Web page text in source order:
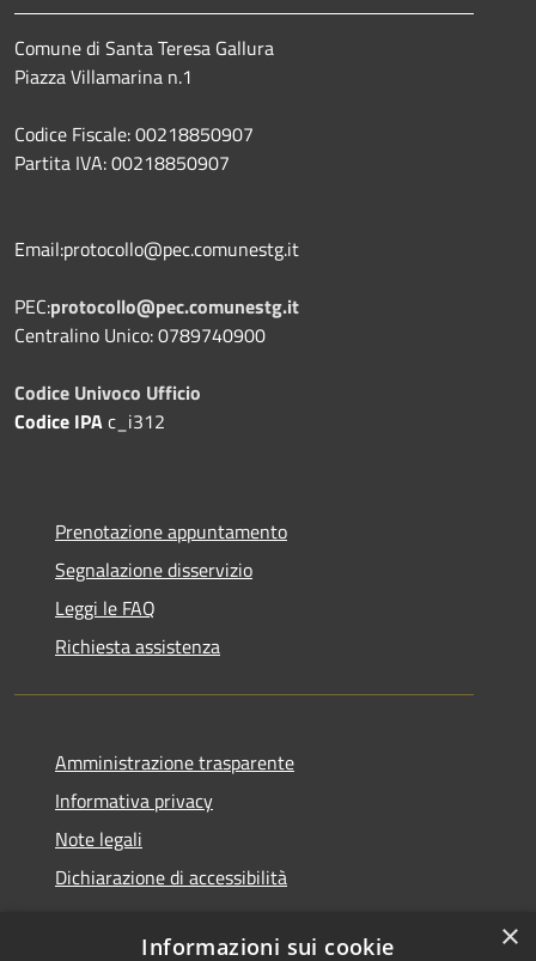
Comune di Santa Teresa Gallura
Piazza Villamarina n.1
Codice Fiscale: 00218850907
Partita IVA: 00218850907
Email:protocollo@pec.comunestg.it
PEC:protocollo@pec.comunestg.it
Centralino Unico: 0789740900
Codice Univoco Ufficio
Codice IPAc_i312
Prenotazione appuntamento
Segnalazione disservizio
Leggi le FAQ
Richiesta assistenza
Amministrazione trasparente
Informativa privacy
Note legali
Dichiarazione di accessibilità
×
Informazioni sui cookie